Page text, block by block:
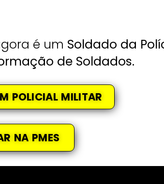
é um Soldado da
de Soldados.
POLICIAL MILITAR
NA PMES